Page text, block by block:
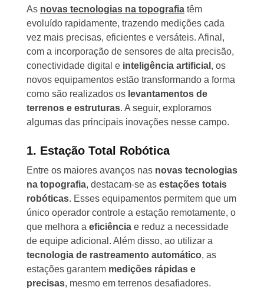
As novas tecnologias na topografiatêm
evoluído rapidamente, trazendo medições cada
vez mais precisas, eficientes e versáteis. Afinal,
com a incorporação de sensores de alta precisão,
conectividade digital e inteligência artificial , os
novos equipamentos estão transformando a forma
como são realizados os levantamentos de
terrenos e estruturas. A seguir, exploramos
algumas das principais inovações nesse campo.
1. Estação Total Robótica
Entre os maiores avanços nas novas tecnologias
na topografia, destacam-se as estações totais
robóticas. Esses equipamentos permitem que um
único operador controle a estação remotamente, o
que melhora a eficiênciae reduz a necessidade
de equipe adicional. Além disso, ao utilizar a
tecnologia de rastreamento automático, as
estações garantem medições rápidas e
precisas, mesmo em terrenos desafiadores.